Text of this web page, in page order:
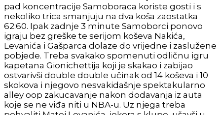
pad koncentracije Samoboraca koriste gosti i s
nekoliko trica smanjuju na dva koša zaostatka
62:60. Ipak zadnje 3 minute Samoborci ponovo
igraju bez greške te serijom koševa Nakića,
Levanića i Gašparca dolaze do vrijedne i zaslužene
pobjede. Treba svakako spomenuti odličnu igru
kapetana Gionichettija koji je skakao i zabijao
ostvarivši double double učinak od 14 koševa i 10
skokova i njegovo nesvakidašnje spektakularno
alley oop zakucavanje nakon dodavanja iz auta
koje se ne viđa niti u NBA-u. Uz njega treba